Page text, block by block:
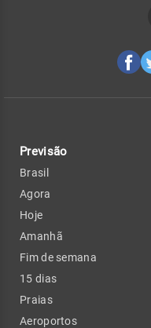
Previsão
Brasil
Agora
Hoje
Amanhã
Fim de semana
15 dias
Praias
Aeroportos